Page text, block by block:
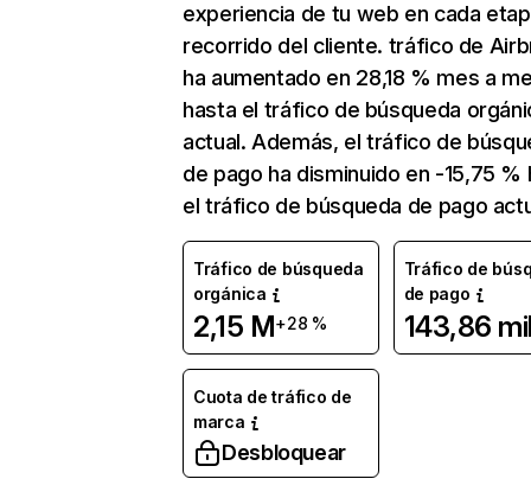
experiencia de tu web en cada
recorrido del cliente. tráfico de
ha aumentado en 28,18 % mes a
hasta el tráfico de búsqueda
actual. Además, el tráfico de
de pago ha disminuido en -15,75 %
el tráfico de búsqueda de pago
Tráfico de búsqueda
orgánica
2,15 M+28 %
Tráfico de
de pago
143,86
Cuota de tráfico de
marca
Desbloquear